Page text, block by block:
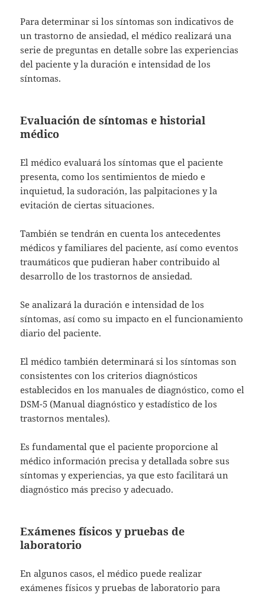
Para determinar si los síntomas son indicativos de
un trastorno de ansiedad, el médico realizará una
serie de preguntas en detalle sobre las experiencias
del paciente y la duración e intensidad de los
síntomas.
Evaluación de síntomas e historial
médico
El médico evaluará los síntomas que el paciente
presenta, como los sentimientos de miedo e
inquietud, la sudoración, las palpitaciones y la
evitación de ciertas situaciones.
También se tendrán en cuenta los antecedentes
médicos y familiares del paciente, así como eventos
traumáticos que pudieran haber contribuido al
desarrollo de los trastornos de ansiedad.
Se analizará la duración e intensidad de los
síntomas, así como su impacto en el funcionamiento
diario del paciente.
El médico también determinará si los síntomas son
consistentes con los criterios diagnósticos
establecidos en los manuales de diagnóstico, como el
DSM-5 (Manual diagnóstico y estadístico de los
trastornos mentales).
Es fundamental que el paciente proporcione al
médico información precisa y detallada sobre sus
síntomas y experiencias, ya que esto facilitará un
diagnóstico más preciso y adecuado.
Exámenes físicos y pruebas de
laboratorio
En algunos casos, el médico puede realizar
exámenes físicos y pruebas de laboratorio para